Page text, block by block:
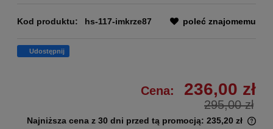
Kod produktu: hs-117-imkrze87 poleć znajomemu
Udostępnij
Cena: 236,00 zł
295,00 zł
Najniższa cena z 30 dni przed tą promocją: 235,20 zł